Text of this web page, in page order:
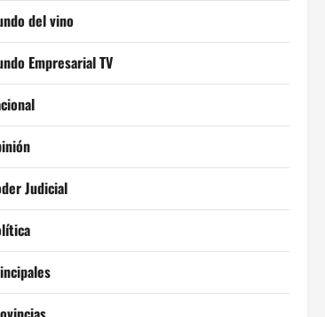
del vino
Empresarial TV
Judicial